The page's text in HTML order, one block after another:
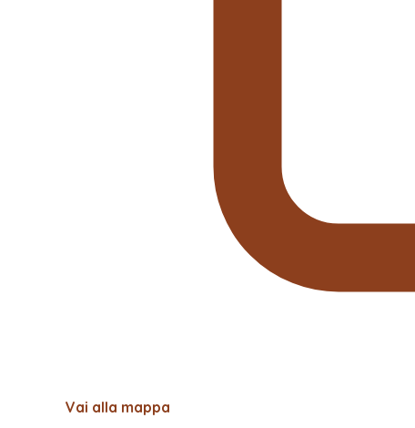
Vai alla mappa